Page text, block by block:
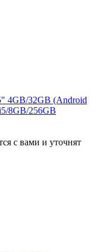
4GB/32GB (Android
8GB/256GB
с вами и уточнят